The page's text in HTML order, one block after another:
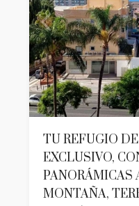
TU REFUGIO
EXCLUSIVO,
PANORÁMICAS
MONTAÑA,